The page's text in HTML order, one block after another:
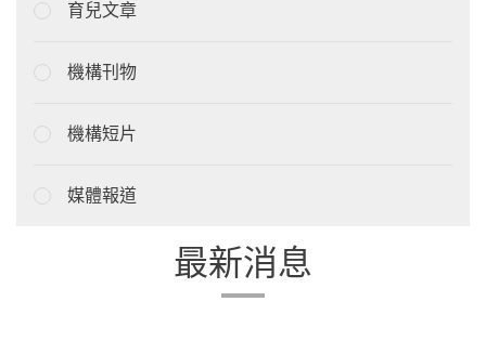
育兒文章
機構刊物
機構短片
媒體報道
最新消息